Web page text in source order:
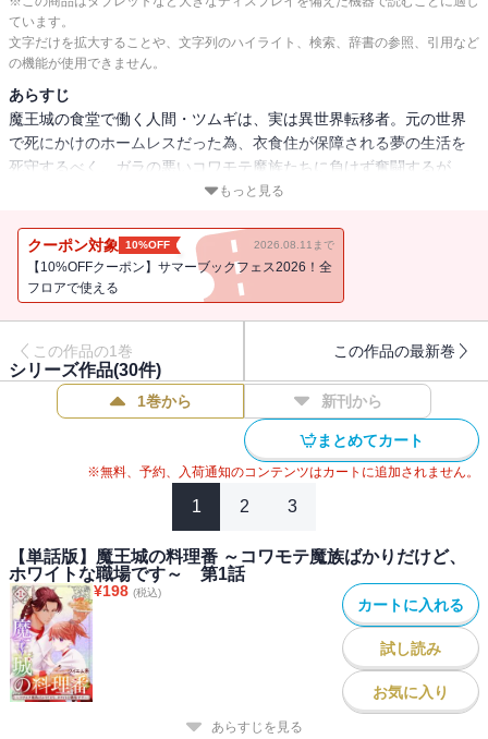
ています。
文字だけを拡大することや、文字列のハイライト、検索、辞書の参照、引用など
の機能が使用できません。
あらすじ
魔王城の食堂で働く人間・ツムギは、実は異世界転移者。元の世界
で死にかけのホームレスだった為、衣食住が保障される夢の生活を
死守するべく、ガラの悪いコワモテ魔族たちに負けず奮闘するが
――!? 魔王城を舞台にした異世界グルメラブコメディ♪
もっと見る
クーポン対象 10%OFF 2026.08.11まで
【10%OFFクーポン】サマーブックフェス2026！全
フロアで使える
この作品の1巻 この作品の最新巻
シリーズ作品(30件)
1巻から 新刊から
まとめてカート
※無料、予約、入荷通知のコンテンツはカートに追加されません。
1 2 3
【単話版】魔王城の料理番 ～コワモテ魔族ばかりだけど、
ホワイトな職場です～ 第1話
¥198 (税込)
カートに入れる
試し読み
お気に入り
あらすじを見る